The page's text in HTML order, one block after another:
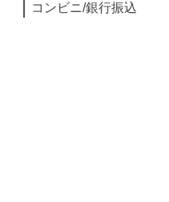
コンビニ/銀行振込